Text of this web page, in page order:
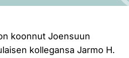
koonnut Joensuun
kollegansa Jarmo H.